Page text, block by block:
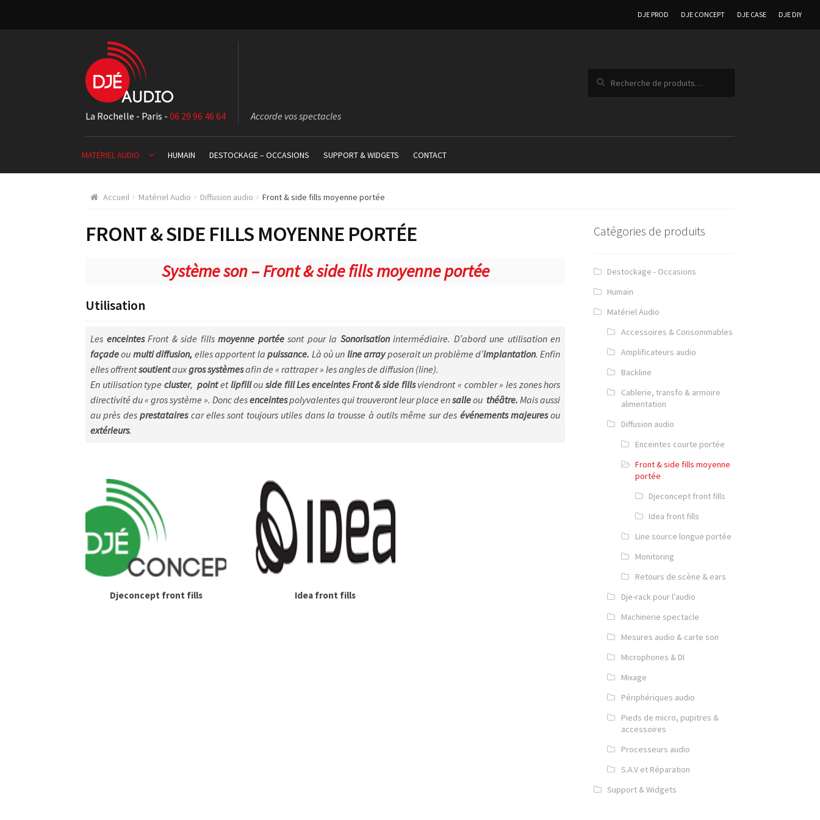
DJE PROD DJE CONCEPT DJE CASE DJE DIY
La Rochelle - Paris -06 29 96 46 64 Accorde vos spectacles
MATÉRIEL AUDIO HUMAIN DESTOCKAGE – OCCASIONS SUPPORT & WIDGETS CONTACT
Accueil Matériel Audio Diffusion audio Front & side fills moyenne portée
FRONT & SIDE FILLS MOYENNE PORTÉE
Système son – Front & side fills moyenne portée
Utilisation
Les enceintesFront & side fillsmoyenne portéesont pour la Sonorisationintermédiaire. D’abord une utilisation en
façadeou multi diffusion, elles apportent lapuissance. Là où un line arrayposerait un problème d’implantation. Enfin
elles offrentsoutientauxgros systèmesafin de « rattraper » les angles de diffusion (line).
En utilisation typecluster,pointetlipfillou side fill Les enceintes Front & side fillsviendront « combler » les zones hors
directivité du « gros système ». Donc desenceintespolyvalentes qui trouveront leur place ensalleou théâtre. Mais aussi
au près desprestatairescar elles sont toujours utiles dans la trousse à outils même sur des événements majeuresou
extérieurs.
Djeconcept front fills Idea front fills
Catégories de produits
Destockage - Occasions
Humain
Matériel Audio
Accessoires & Consommables
Amplificateurs audio
Backline
Cablerie, transfo & armoire
alimentation
Diffusion audio
Enceintes courte portée
Front & side fills moyenne
portée
Djeconcept front fills
Idea front fills
Line source longue portée
Monitoring
Retours de scène & ears
Dje-rack pour l'audio
Machinerie spectacle
Mesures audio & carte son
Microphones & DI
Mixage
Périphériques audio
Pieds de micro, pupitres &
accessoires
Processeurs audio
S.A.V et Réparation
Support & Widgets